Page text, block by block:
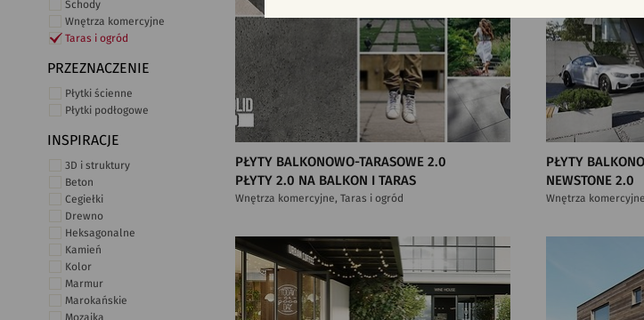
Schody
Wnętrza komercyjne
Taras i ogród
PRZEZNACZENIE
Płytki ścienne
Płytki podłogowe
INSPIRACJE
3D i struktury
Beton
Cegiełki
Drewno
Heksagonalne
Kamień
Kolor
Marmur
Marokańskie
Mozaika
PŁYTY BALKONOWO-TARASOWE 2.0
PŁYTY 2.0 NA BALKON I TARAS
Wnętrza komercyjne, Taras i ogród
PŁYTY
NEWSTONE 2.0
Wnętrza